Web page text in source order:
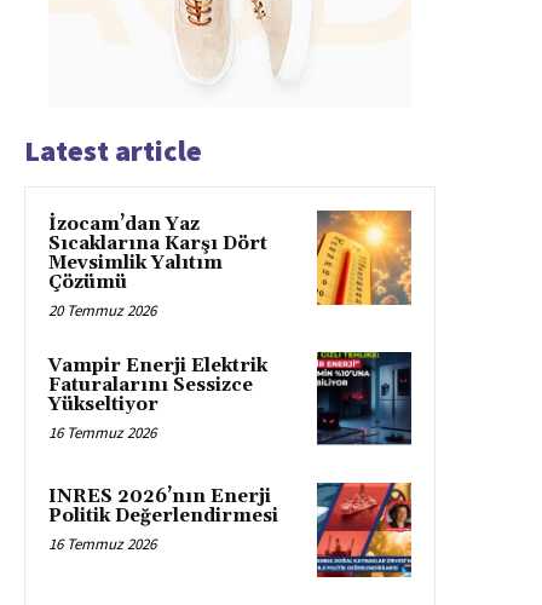
Latest article
İzocam’dan Yaz
Sıcaklarına Karşı Dört
Mevsimlik Yalıtım
Çözümü
20 Temmuz 2026
Vampir Enerji Elektrik
Faturalarını Sessizce
Yükseltiyor
16 Temmuz 2026
INRES 2026’nın Enerji
Politik Değerlendirmesi
16 Temmuz 2026